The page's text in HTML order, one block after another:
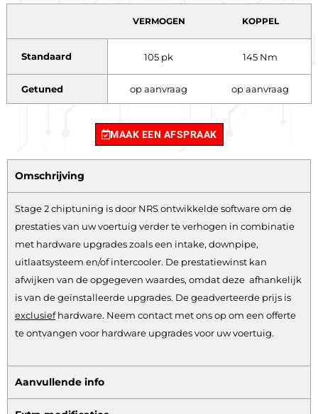
VERMOGEN KOPPEL
Standaard 105 pk 145 Nm
Getuned op aanvraag op aanvraag
MAAK EEN AFSPRAAK
Omschrijving
Stage 2 chiptuning is door NRS ontwikkelde software om de
prestaties van uw voertuig verder te verhogen in combinatie
met hardware upgrades zoals een intake, downpipe,
uitlaatsysteem en/of intercooler. De prestatiewinst kan
afwijken van de opgegeven waardes, omdat deze afhankelijk
is van de geïnstalleerde upgrades. De geadverteerde prijs is
exclusiefhardware. Neem contact met ons op om een offerte
te ontvangen voor hardware upgrades voor uw voertuig.
Aanvullende info